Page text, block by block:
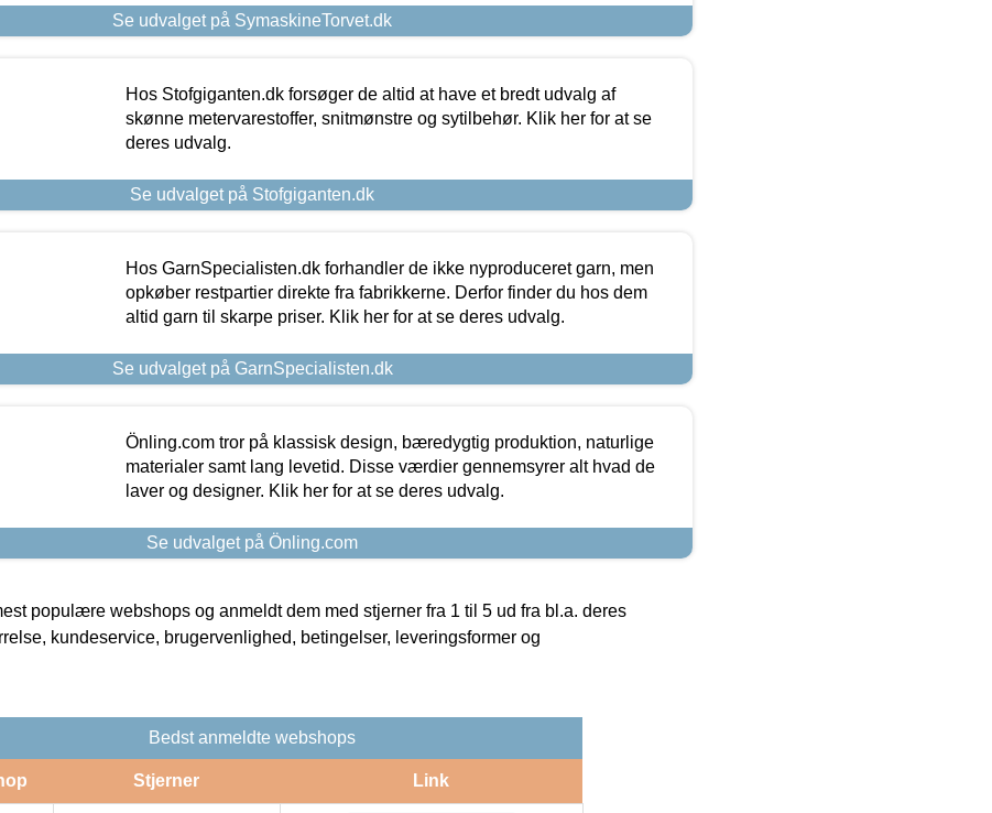
Se udvalget på SymaskineTorvet.dk
Hos Stofgiganten.dk forsøger de altid at have et bredt udvalg af
skønne metervarestoffer, snitmønstre og sytilbehør. Klik her for at se
deres udvalg.
Se udvalget på Stofgiganten.dk
Hos GarnSpecialisten.dk forhandler de ikke nyproduceret garn, men
opkøber restpartier direkte fra fabrikkerne. Derfor finder du hos dem
altid garn til skarpe priser. Klik her for at se deres udvalg.
Se udvalget på GarnSpecialisten.dk
Önling.com tror på klassisk design, bæredygtig produktion, naturlige
materialer samt lang levetid. Disse værdier gennemsyrer alt hvad de
laver og designer. Klik her for at se deres udvalg.
Se udvalget på Önling.com
populære webshops og anmeldt dem med stjerner fra 1 til 5 ud fra bl.a. deres
kundeservice, brugervenlighed, betingelser, leveringsformer og
Bedst anmeldte webshops
Stjerner Link